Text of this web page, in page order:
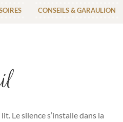
CONSEILS & GARAULION
Le silence s’installe dans la